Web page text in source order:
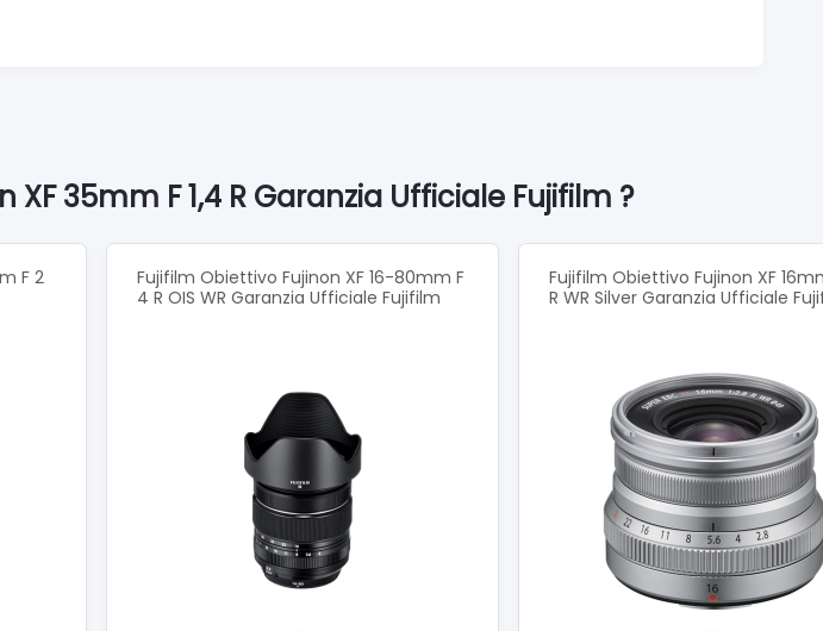
35mm F 1,4 R Garanzia Ufficiale Fujifilm ?
F 2
Fujifilm Obiettivo Fujinon XF 16-80mm F
4 R OIS WR Garanzia Ufficiale Fujifilm
Fujifilm Obiettivo Fujinon XF
R WR Silver Garanzia Ufficiale